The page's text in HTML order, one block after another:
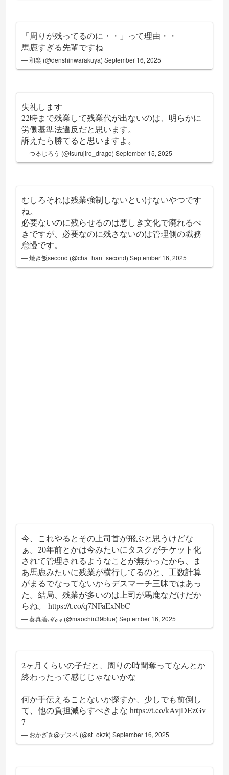
「周りが残ってるのに・・」って理由・・
馬鹿すぎる先輩ですね
— 和楽 (@denshinwarakuya)September 16, 2025
失礼します
22時まで残業して残業代が出ないのは、明らかに
労働基準法違反だと思います。
訴えたら勝てると思いますよ。
— つるじろう (@tsurujiro_drago)September 15, 2025
むしろそれは残業強制しないといけないやつです
ね。
必要ないのに残らせるのは悪しき文化で廃れるべ
きですが、必要なのに残さないのは管理側の職務
怠慢です。
— 焼き飯second (@cha_han_second)September 16, 2025
今、これやるとその上司首が飛ぶと思うけどな
ぁ。20年前とかは今みたいにタスクがチケット化
されて管理されるようなことが無かったから、ま
あ馬鹿みたいに残業が横行してるのと、工数計算
がまるでなってないからデスマーチ三昧ではあっ
た。結局、残業が多いのは上司が馬鹿なだけだか
らね。https://t.co/q7NFaExNbC
— 葵真碧ℳℴ ℴ (@maochin39blue)September 16, 2025
2ヶ月くらいの子だと、周りの時間奪ってなんとか
終わったって感じじゃないかな
何か手伝えることないか探すか、少しでも前倒し
て、他の負担減らすべきよなhttps://t.co/kAvjDEzGv
7
— おかざき@デスペ (@st_okzk)September 16, 2025